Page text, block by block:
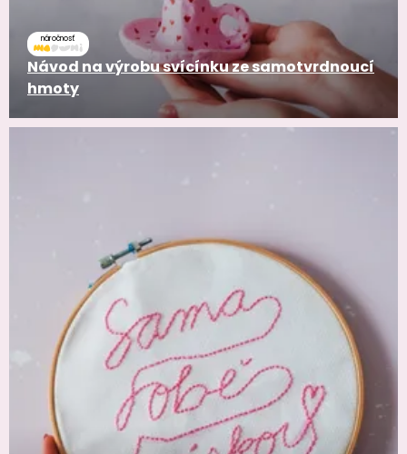
náročnosť
Návod na výrobu svícínku ze samotvrdnoucí
hmoty